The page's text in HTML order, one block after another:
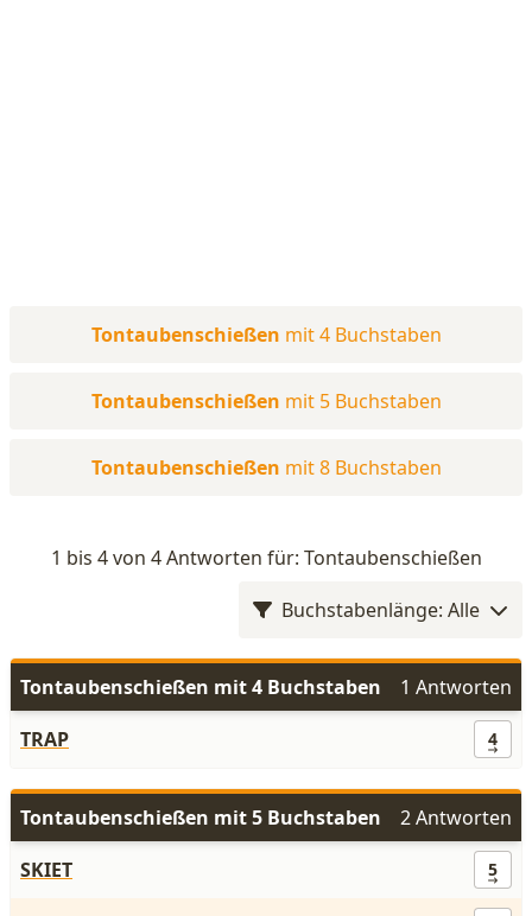
Tontaubenschießen mit 4 Buchstaben
Tontaubenschießen mit 5 Buchstaben
Tontaubenschießen mit 8 Buchstaben
1 bis 4 von 4 Antworten für: Tontaubenschießen
Buchstabenlänge: Alle
Tontaubenschießen mit 4 Buchstaben
1 Antworten
TRAP
4
Tontaubenschießen mit 5 Buchstaben
2 Antworten
SKIET
5